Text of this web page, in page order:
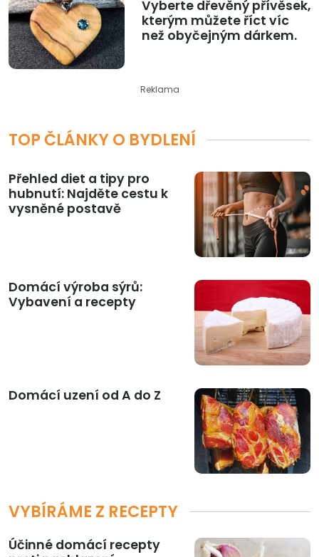
Vyberte dřevěný přívěsek,
kterým můžete říct víc
než obyčejným dárkem.
Reklama
TOP ČLÁNKY O BYDLENÍ
Přehled diet a tipy pro
hubnutí: Najděte cestu k
vysněné postavě
Domácí výroba sýrů:
Vybavení a recepty
Domácí uzení od A do Z
VYBÍRÁME Z RECEPTY
Účinné domácí recepty